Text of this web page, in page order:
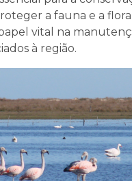
a fauna e a flora
vital na
à região.